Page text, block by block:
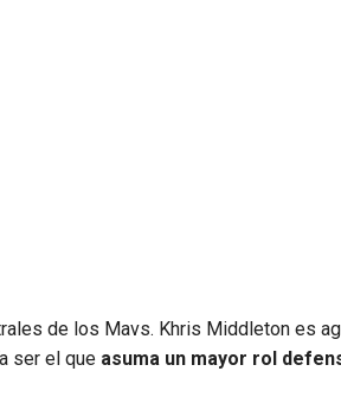
de los Mavs. Khris Middleton es
ser el que asuma un mayor rol